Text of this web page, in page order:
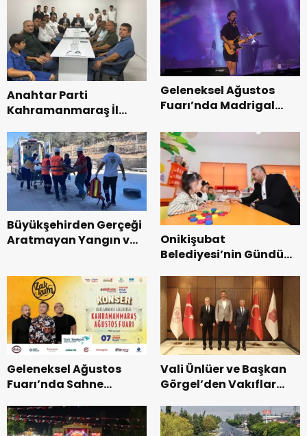
Anahtar Parti
Kahramanmaraş İl
Teşkilatı ile buluştu.
Geleneksel Ağustos
Fuarı’nda Madrigal
Büyükşehirden Gerçeği
Aratmayan Yangın ve
Onikişubat
Belediyesi’nin Gündüz
dönemin ön kayıtları
başladı.
Geleneksel Ağustos
Fuarı’nda Sahne
Vali Ünlüer ve Başkan
Görgel’den Vakıflar
ziyaret.